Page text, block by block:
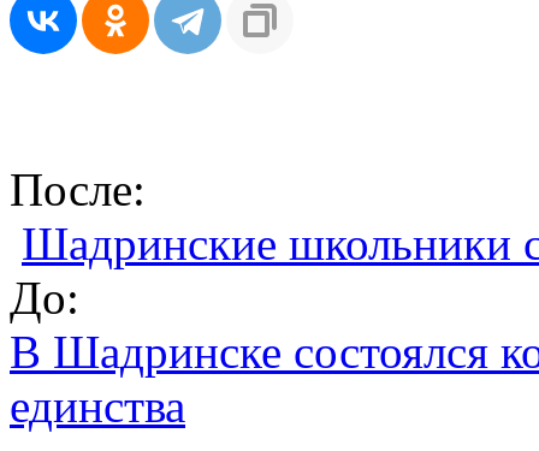
После:
Шадринские школьники
До:
В Шадринске состоялся
единства